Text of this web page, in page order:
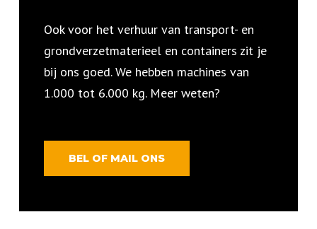
Ook voor het verhuur van transport- en
grondverzetmaterieel en containers zit je
bij ons goed. We hebben machines van
1.000 tot 6.000 kg. Meer weten?
BEL OF MAIL ONS